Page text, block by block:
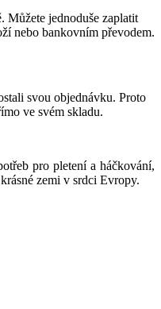
Můžete jednoduše zaplatit
nebo bankovním převodem.
svou objednávku. Proto
ve svém skladu.
pro pletení a háčkování,
zemi v srdci Evropy.